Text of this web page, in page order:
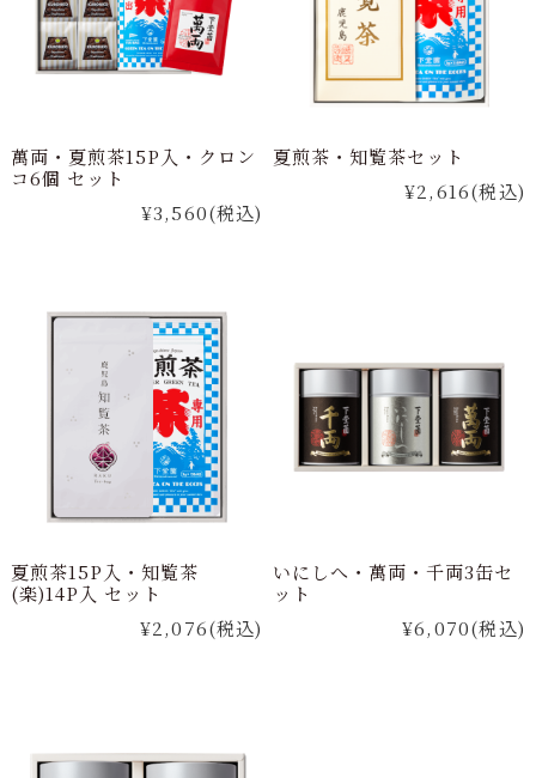
萬両・夏煎茶15P入・クロン
コ6個 セット
¥3,560(税込)
夏煎茶・知覧茶セット
¥2,616(税込)
夏煎茶15P入・知覧茶
(楽)14P入 セット
¥2,076(税込)
いにしへ・萬両・千両3缶セ
ット
¥6,070(税込)